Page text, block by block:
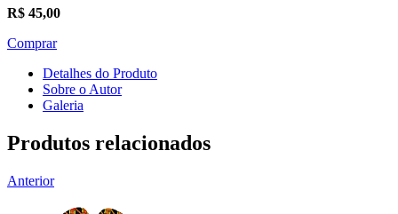
R$ 45,00
Comprar
Detalhes do Produto
Sobre o Autor
Galeria
Produtos relacionados
Anterior